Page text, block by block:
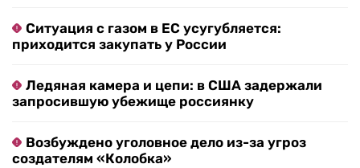
Ситуация с газом в ЕС усугубляется:
приходится закупать у России
Ледяная камера и цепи: в США задержали
запросившую убежище россиянку
Возбуждено уголовное дело из-за угроз
создателям «Колобка»